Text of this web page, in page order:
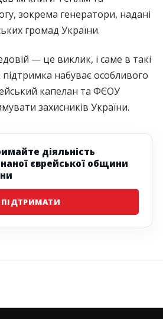
зокрема генератори, надані
громад України.
— це виклик, і саме в такі
набуває особливого
капелан та ФЄОУ
захисників України.
діяльність
єврейської общини
ПІДТРИМАТИ